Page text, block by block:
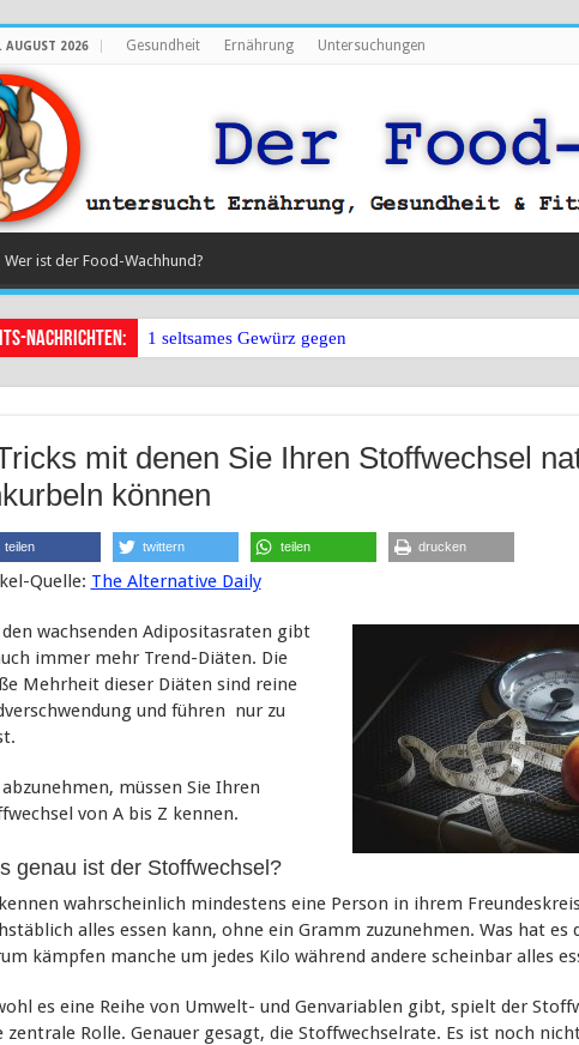
AUGUST 2026 Gesundheit Ernährung Untersuchungen
Wer ist der Food-Wachhund?
Nachrichten: 1 seltsames Gewürz gegen Bauchfett?
mit denen Sie Ihren Stoffwechsel
können
teilen twittern teilen drucken
Quelle: The Alternative Daily
wachsenden Adipositasraten gibt
immer mehr Trend-Diäten. Die
Mehrheit dieser Diäten sind reine
und führen nur zu
müssen Sie Ihren
von A bis Z kennen.
genau ist der Stoffwechsel?
wahrscheinlich mindestens eine Person in ihrem
alles essen kann, ohne ein Gramm zuzunehmen. Was hat es
kämpfen manche um jedes Kilo während andere scheinbar alles
es eine Reihe von Umwelt- und Genvariablen gibt, spielt der
zentrale Rolle. Genauer gesagt, die Stoffwechselrate. Es ist noch